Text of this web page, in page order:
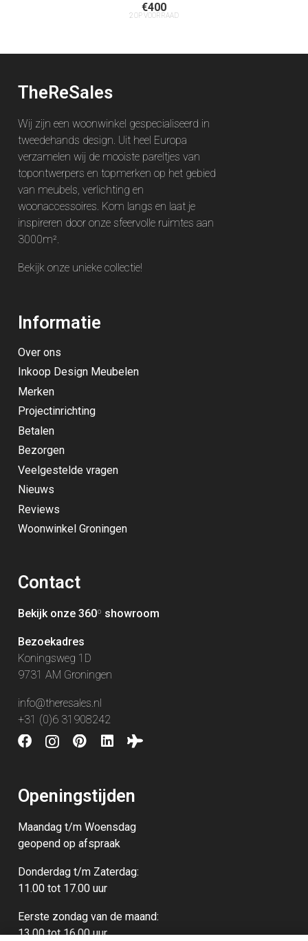
€400
2 OP VOORRAAD
TheReSales
Wij zijn een woonwinkel gespecialiseerd in
tweedehands design. Uit heel Europa
verzamelen wij de mooiste pareltjes van
topontwerpers en topmerken op het gebied
van meubels, verlichting en
woonaccessoires. Kom langs en laat je
inspireren door onze sfeervolle ruimtes aan
3000m².
Bekijk onze unieke collectie!
Informatie
Over ons
Inkoop Design Meubelen
Merken
Projectinrichting
Betalen
Bezorgen
Veelgestelde vragen
Nieuws
Reviews
Woonwinkel Groningen
Contact
Bekijk onze 360º showroom
Bezoekadres
Koningsweg 1D
9731 AM Groningen
info@theresales.nl
+31 (0)6 31908242
Openingstijden
Maandag t/m Woensdag
geopend op afspraak
Donderdag t/m Zaterdag:
11.00 tot 17.00 uur
Eerste zondag van de maand:
13.00‭ ‬tot 16.00‭ ‬uur